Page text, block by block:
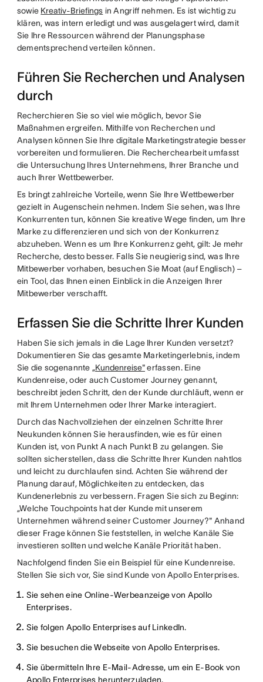
sowie Kreativ-Briefings in Angriff nehmen. Es ist wichtig zu
klären, was intern erledigt und was ausgelagert wird, damit
Sie Ihre Ressourcen während der Planungsphase
dementsprechend verteilen können.
Führen Sie Recherchen und Analysen
durch
Recherchieren Sie so viel wie möglich, bevor Sie
Maßnahmen ergreifen. Mithilfe von Recherchen und
Analysen können Sie Ihre digitale Marketingstrategie besser
vorbereiten und formulieren. Die Recherchearbeit umfasst
die Untersuchung Ihres Unternehmens, Ihrer Branche und
auch Ihrer Wettbewerber.
Es bringt zahlreiche Vorteile, wenn Sie Ihre Wettbewerber
gezielt in Augenschein nehmen. Indem Sie sehen, was Ihre
Konkurrenten tun, können Sie kreative Wege finden, um Ihre
Marke zu differenzieren und sich von der Konkurrenz
abzuheben. Wenn es um Ihre Konkurrenz geht, gilt: Je mehr
Recherche, desto besser. Falls Sie neugierig sind, was Ihre
Mitbewerber vorhaben, besuchen Sie Moat (auf Englisch) –
ein Tool, das Ihnen einen Einblick in die Anzeigen Ihrer
Mitbewerber verschafft.
Erfassen Sie die Schritte Ihrer Kunden
Haben Sie sich jemals in die Lage Ihrer Kunden versetzt?
Dokumentieren Sie das gesamte Marketingerlebnis, indem
Sie die sogenannte „Kundenreise"erfassen. Eine
Kundenreise, oder auch Customer Journey genannt,
beschreibt jeden Schritt, den der Kunde durchläuft, wenn er
mit Ihrem Unternehmen oder Ihrer Marke interagiert.
Durch das Nachvollziehen der einzelnen Schritte Ihrer
Neukunden können Sie herausfinden, wie es für einen
Kunden ist, von Punkt A nach Punkt B zu gelangen. Sie
sollten sicherstellen, dass die Schritte Ihrer Kunden nahtlos
und leicht zu durchlaufen sind. Achten Sie während der
Planung darauf, Möglichkeiten zu entdecken, das
Kundenerlebnis zu verbessern. Fragen Sie sich zu Beginn:
„Welche Touchpoints hat der Kunde mit unserem
Unternehmen während seiner Customer Journey?" Anhand
dieser Frage können Sie feststellen, in welche Kanäle Sie
investieren sollten und welche Kanäle Priorität haben.
Nachfolgend finden Sie ein Beispiel für eine Kundenreise.
Stellen Sie sich vor, Sie sind Kunde von Apollo Enterprises.
Sie sehen eine Online-Werbeanzeige von Apollo
Enterprises.
Sie folgen Apollo Enterprises auf LinkedIn.
Sie besuchen die Webseite von Apollo Enterprises.
Sie übermitteln Ihre E-Mail-Adresse, um ein E-Book von
Apollo Enterprises herunterzuladen.